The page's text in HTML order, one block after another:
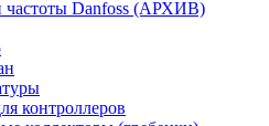
частоты Danfoss (АРХИВ)
контроллеров